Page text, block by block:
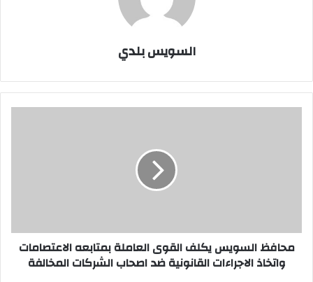
السويس بلدي
الاجراءات
القانونية
اصحاب
محافظ السويس يكلف القوى العاملة بمتابعه الاعتصامات
واتخاذ الاجراءات القانونية ضد اصحاب الشركات المخالفة